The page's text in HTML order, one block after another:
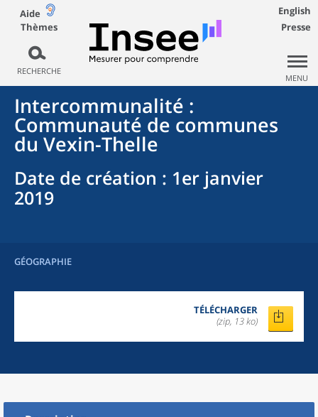
Aide
Thèmes
RECHERCHE
English
Presse
MENU
Intercommunalité :
Communauté de communes
du Vexin-Thelle
Date de création : 1er janvier
2019
GÉOGRAPHIE
TÉLÉCHARGER
(zip, 13 ko)